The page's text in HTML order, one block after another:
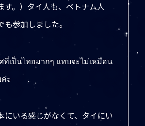
す。）タイ人も、ベトナム人
も参加しました。
ที่เป็นไทยมากๆ แทบจะไม่เหมือน
ะ
にいる感じがなくて、タイにい